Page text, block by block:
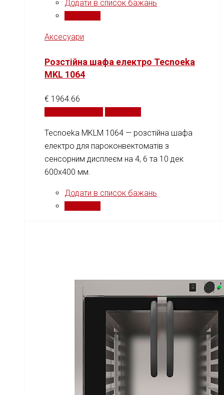
Додати в список бажань
Аксесуари
Розстійна шафа електро Tecnoeka
MKL 1064
€ 1964.66
Tecnoeka MKLM 1064 — розстійна шафа
електро для пароконвектоматів з
сенсорним дисплеєм на 4, 6 та 10 дек
600x400 мм.
Додати в список бажань